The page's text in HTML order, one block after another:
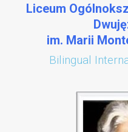
Liceum
im. Marii
Bilingual